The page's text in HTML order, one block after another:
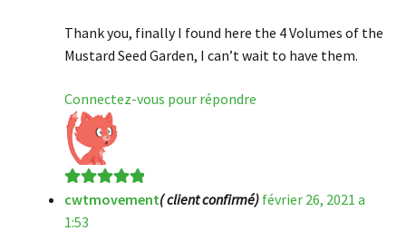
Thank you, finally I found here the 4 Volumes of the
Mustard Seed Garden, I can’t wait to have them.
Connectez-vous pour répondre
Note5sur 5
cwtmovement( client confirmé) février 26, 2021 a
1:53